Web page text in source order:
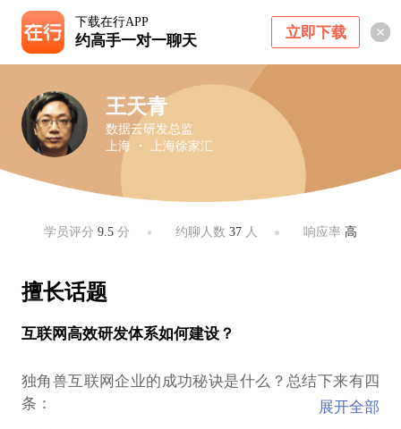
下载在行APP
约高手一对一聊天 立即下载
王天青
数据云研发总监
上海 ・ 上海徐家汇
学员评分9.5 分 约聊人数 37人 响应率 高
擅长话题
互联网高效研发体系如何建设？
独角兽互联网企业的成功秘诀是什么？总结下来有四
条：
展开全部